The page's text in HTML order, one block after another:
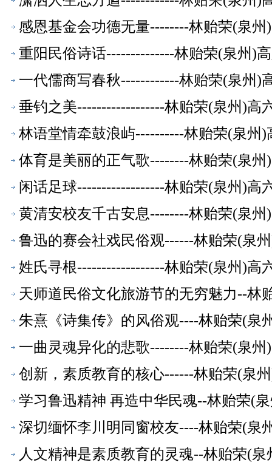
感恩基金会功德无量--------林贻荣(泉
重阳民俗诗话--------------林贻荣(泉州)
一代儒商写春秋------------林贻荣(泉州)
垂钓之美------------------林贻荣(泉州)高
林语堂情牵鼓浪屿----------林贻荣(泉州
体育是美丽的正气歌--------林贻荣(泉
闲话足球------------------林贻荣(泉州)高
黄清安校友千古安息--------林贻荣(泉
鲁迅的赛会社戏民俗观------林贻荣(泉
姓氏寻根------------------林贻荣(泉州)高
天师道民俗文化旅游节的无穷魅力--林
朱熹《诗集传》的风俗观----林贻荣(泉
一曲灵魂异化的悲歌--------林贻荣(泉
创新，素质教育的核心------林贻荣(泉
学习鲁迅精神 再造中华民魂--林贻荣(
深切缅怀李川明同窗校友----林贻荣(泉
人文精神是素质教育的灵魂--林贻荣(